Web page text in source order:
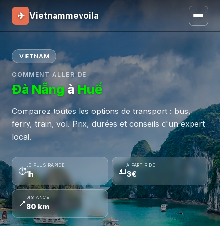
✈ Vietnammevoila
VIETNAM
COMMENT ALLER DE
Đà NẵngàHuế
Comparez toutes les options de transport : bus,
ferry, train, vol. Prix, durées et conseils d'un expert
local.
⏱
LE PLUS RAPIDE
1h 💶
À PARTIR DE
3€
📍
DISTANCE
80 km